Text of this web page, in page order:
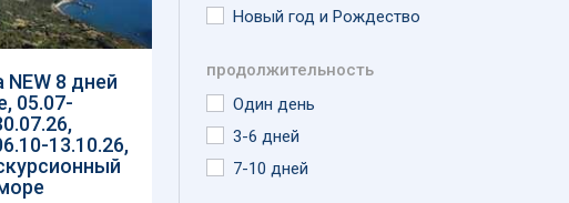
8 дней
05.07-
13.10.26,
Новый год и Рождество
продолжительность
Один день
3-6 дней
7-10 дней